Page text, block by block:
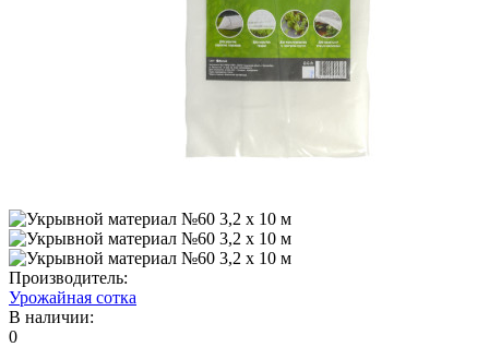
Производитель:
Урожайная сотка
В наличии:
0